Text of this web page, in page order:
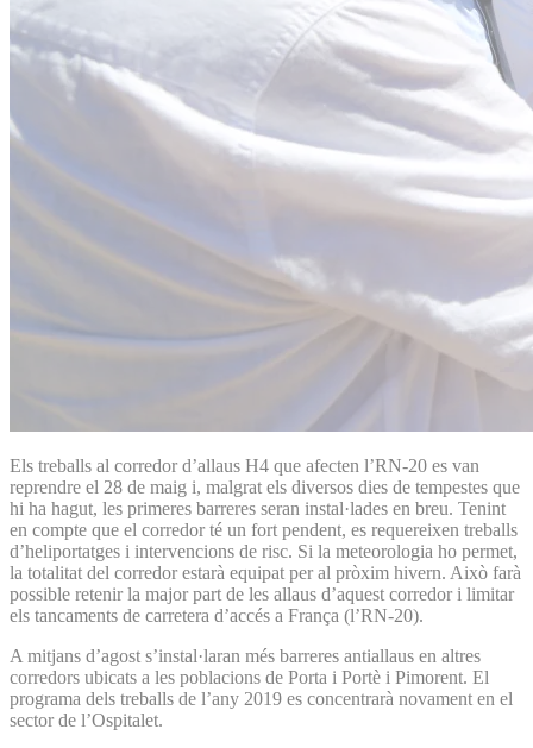
Els treballs al corredor d’allaus H4 que afecten l’RN-20 es van
reprendre el 28 de maig i, malgrat els diversos dies de tempestes que
hi ha hagut, les primeres barreres seran instal·lades en breu. Tenint
en compte que el corredor té un fort pendent, es requereixen treballs
d’heliportatges i intervencions de risc. Si la meteorologia ho permet,
la totalitat del corredor estarà equipat per al pròxim hivern. Això farà
possible retenir la major part de les allaus d’aquest corredor i limitar
els tancaments de carretera d’accés a França (l’RN-20).
A mitjans d’agost s’instal·laran més barreres antiallaus en altres
corredors ubicats a les poblacions de Porta i Portè i Pimorent. El
programa dels treballs de l’any 2019 es concentrarà novament en el
sector de l’Ospitalet.